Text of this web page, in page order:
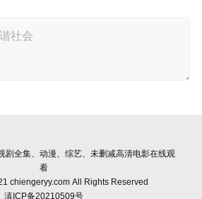
剧全集、动漫、综艺、未删减高清电影在线观
看
chiengeryy.com All Rights Reserved
滇ICP备20210509号